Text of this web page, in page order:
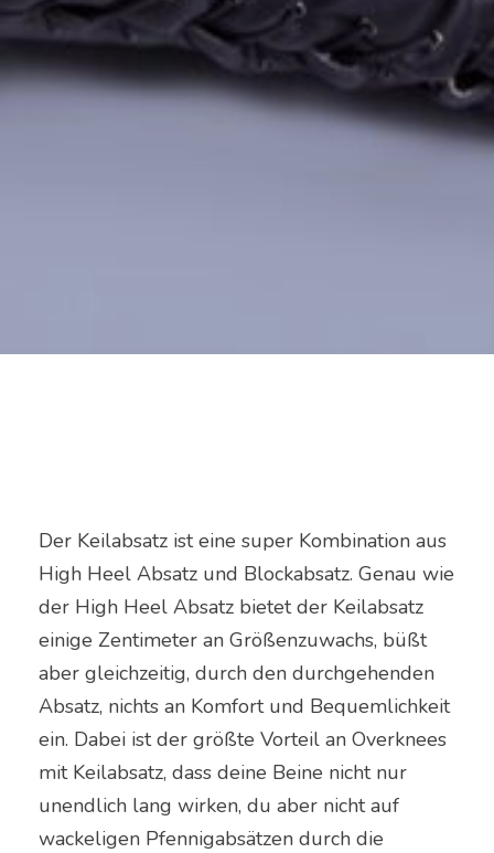
Der Keilabsatz ist eine super Kombination aus
High Heel Absatz und Blockabsatz. Genau wie
der High Heel Absatz bietet der Keilabsatz
einige Zentimeter an Größenzuwachs, büßt
aber gleichzeitig, durch den durchgehenden
Absatz, nichts an Komfort und Bequemlichkeit
ein. Dabei ist der größte Vorteil an Overknees
mit Keilabsatz, dass deine Beine nicht nur
unendlich lang wirken, du aber nicht auf
wackeligen Pfennigabsätzen durch die